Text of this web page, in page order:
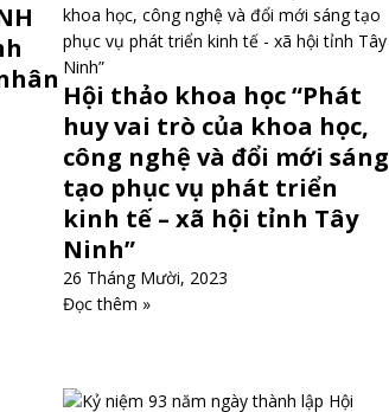
Hội thảo khoa học “Phát
huy vai trò của khoa học,
công nghệ và đổi mới sáng
tạo phục vụ phát triển
kinh tế – xã hội tỉnh Tây
Ninh”
26 Tháng Mười, 2023
Đọc thêm »